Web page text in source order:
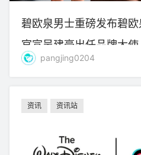
碧欧泉男士重磅发布碧
官宣吴建豪出任品牌大使
pangjing0204
资讯 资讯站